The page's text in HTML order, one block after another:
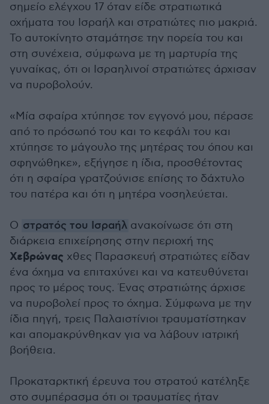
σημείο ελέγχου 17 όταν είδε στρατιωτικά
οχήματα του Ισραήλ και στρατιώτες πιο μακριά.
Το αυτοκίνητο σταμάτησε την πορεία του και
στη συνέχεια, σύμφωνα με τη μαρτυρία της
γυναίκας, ότι οι Ισραηλινοί στρατιώτες άρχισαν
να πυροβολούν.
«Μία σφαίρα χτύπησε τον εγγονό μου, πέρασε
από το πρόσωπό του και το κεφάλι του και
χτύπησε το μάγουλο της μητέρας του όπου και
σφηνώθηκε», εξήγησε η ίδια, προσθέτοντας
ότι η σφαίρα γρατζούνισε επίσης το δάχτυλο
του πατέρα και ότι η μητέρα νοσηλεύεται.
Ο στρατός του Ισραήλ ανακοίνωσε ότι στη
διάρκεια επιχείρησης στην περιοχή της
Χεβρώνας χθες Παρασκευή στρατιώτες είδαν
ένα όχημα να επιταχύνει και να κατευθύνεται
προς το μέρος τους. Ένας στρατιώτης άρχισε
να πυροβολεί προς το όχημα. Σύμφωνα με την
ίδια πηγή, τρεις Παλαιστίνιοι τραυματίστηκαν
και απομακρύνθηκαν για να λάβουν ιατρική
βοήθεια.
Προκαταρκτική έρευνα του στρατού κατέληξε
στο συμπέρασμα ότι οι τραυματίες ήταν